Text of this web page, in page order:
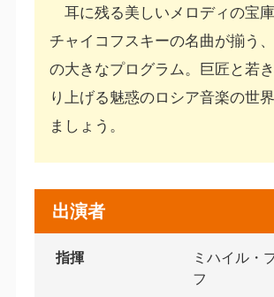
耳に残る美しいメロディの宝
チャイコフスキーの名曲が揃う
の大きなプログラム。巨匠と若
り上げる魅惑のロシア音楽の世
ましょう。
出演者
指揮
ミハイル・
フ